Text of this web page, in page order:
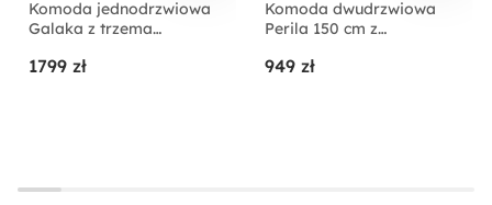
Komoda jednodrzwiowa
Galaka z trzema
połysk / Dąb wotan
1799 zł
Komoda dwudrzwiowa
Perila 150 cm z
949 zł